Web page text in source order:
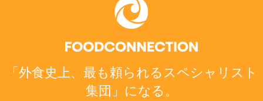
「外食史上、最も頼られるスペシャリスト
集団」になる。